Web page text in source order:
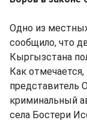
Одно из
сообщило, что
Кыргызстана
Как
криминальный
села Бостери